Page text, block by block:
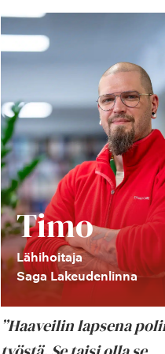
Timo
Lähihoitaja
Saga Lakeudenlinna
”Haaveilin lapsena